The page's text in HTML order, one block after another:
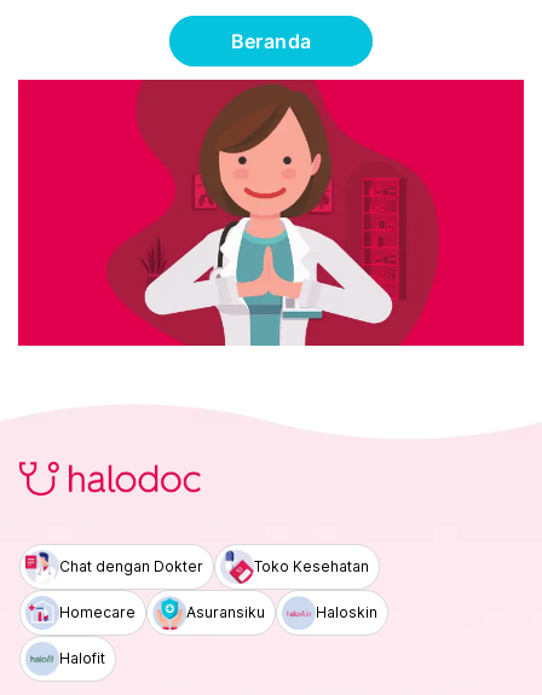
Beranda
Chat dengan Dokter Toko Kesehatan
Homecare Asuransiku Haloskin
Halofit